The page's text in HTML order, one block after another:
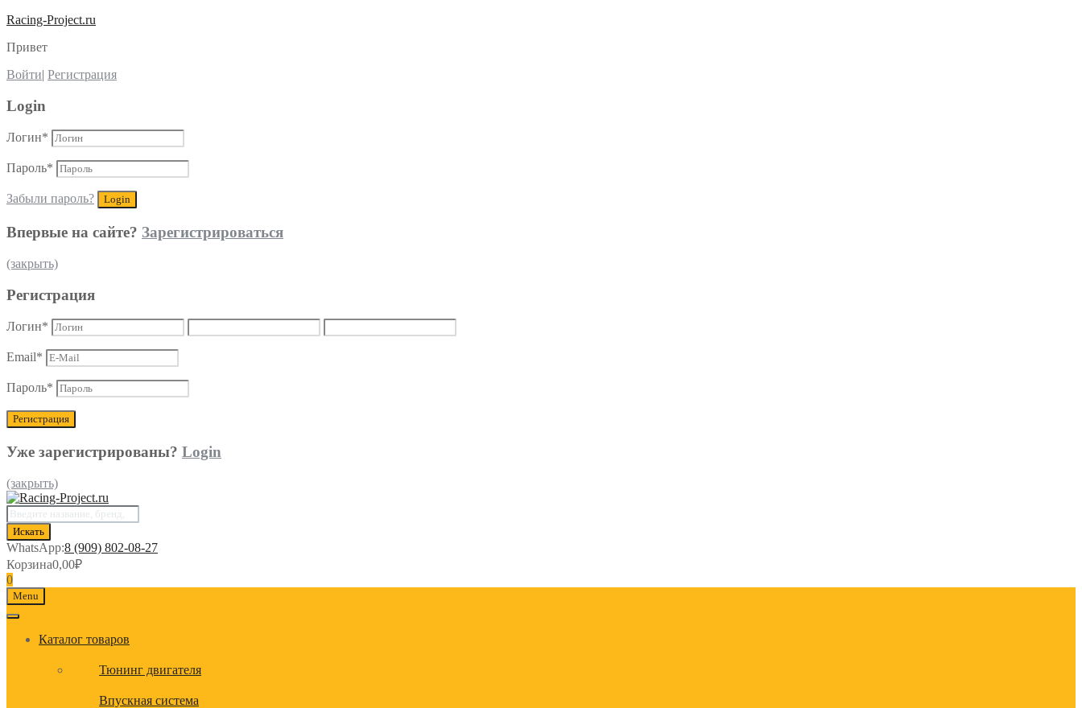
Racing-Project.ru
Привет
Войти| Регистрация
Login
Логин*
Пароль*
Забыли пароль?
Впервые на сайте? Зарегистрироваться
(закрыть)
Регистрация
Логин*
Email*
Пароль*
Уже зарегистрированы? Login
(закрыть)
Поиск
товаров
Искать
WhatsApp:8 (909) 802-08-27
Корзина0,00₽
0
Menu
Каталог товаров
Тюнинг двигателя
Впускная система